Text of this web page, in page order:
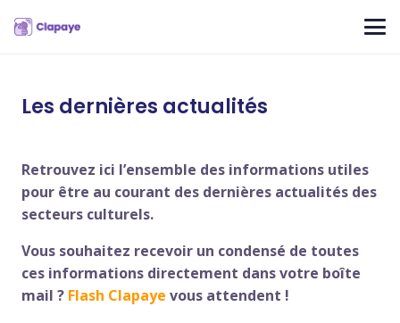
Les dernières actualités
Retrouvez ici l’ensemble des informations utiles
pour être au courant des dernières actualités des
secteurs culturels.
Vous souhaitez recevoir un condensé de toutes
ces informations directement dans votre boîte
mail ? Flash Clapaye vous attendent !